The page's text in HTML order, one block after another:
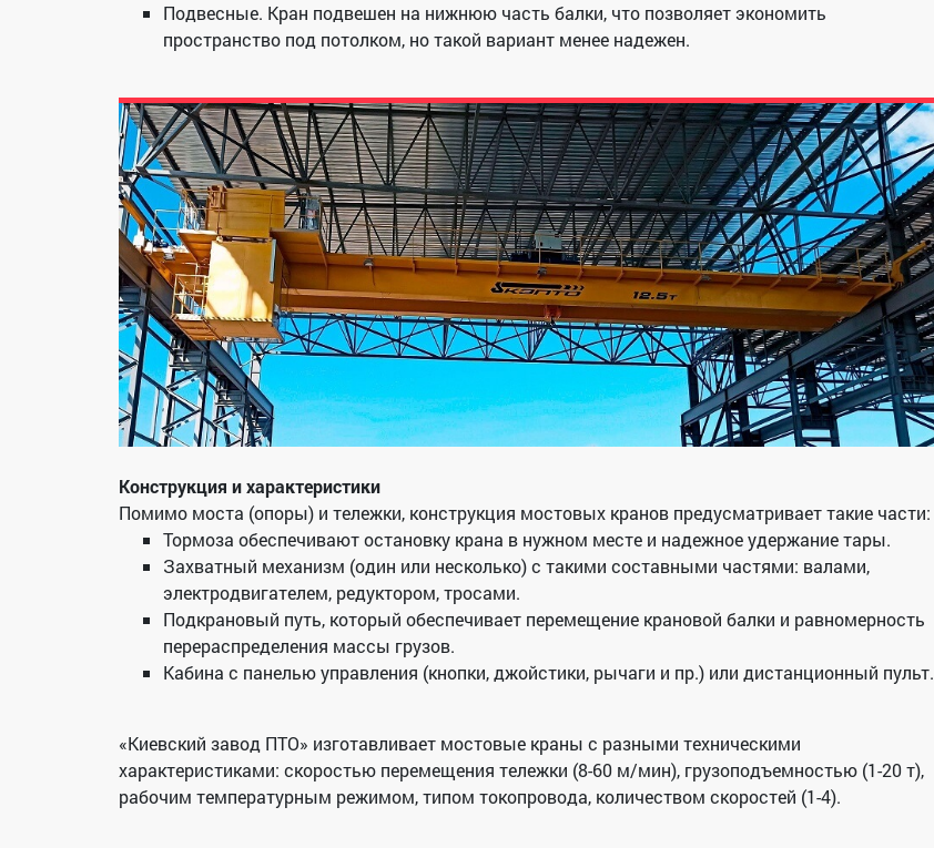
Подвесные. Кран подвешен на нижнюю часть балки, что позволяет экономить
пространство под потолком, но такой вариант менее надежен.
Конструкция и характеристики
Помимо моста (опоры) и тележки, конструкция мостовых кранов предусматривает такие части:
Тормоза обеспечивают остановку крана в нужном месте и надежное удержание тары.
Захватный механизм (один или несколько) с такими составными частями: валами,
электродвигателем, редуктором, тросами.
Подкрановый путь, который обеспечивает перемещение крановой балки и равномерность
перераспределения массы грузов.
Кабина с панелью управления (кнопки, джойстики, рычаги и пр.) или дистанционный пульт.
«Киевский завод ПТО» изготавливает мостовые краны с разными техническими
характеристиками: скоростью перемещения тележки (8-60 м/мин), грузоподъемностью (1-20 т),
рабочим температурным режимом, типом токопровода, количеством скоростей (1-4).